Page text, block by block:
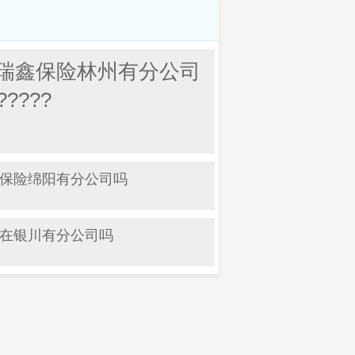
鑫保险林州有分公司
险绵阳有分公司吗
银川有分公司吗